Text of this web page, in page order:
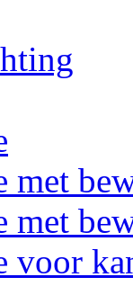
met
met
voor